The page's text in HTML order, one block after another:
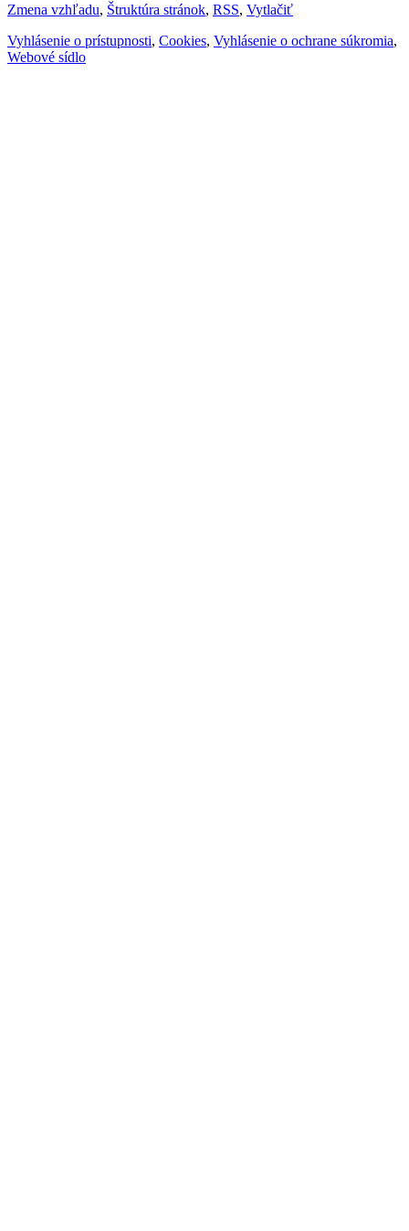
Zmena vzhľadu, Štruktúra stránok, RSS, Vytlačiť
Vyhlásenie o prístupnosti, Cookies, Vyhlásenie o ochrane súkromia,
Webové sídlo